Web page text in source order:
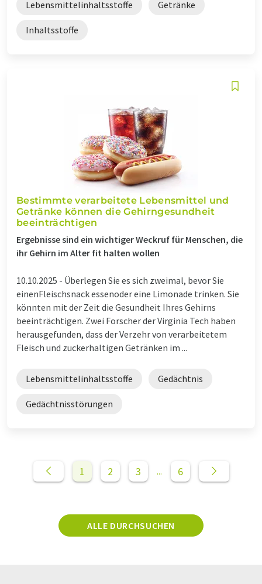
Lebensmittelinhaltsstoffe Getränke
Inhaltsstoffe
Bestimmte verarbeitete Lebensmittel und
Getränke können die Gehirngesundheit
beeinträchtigen
Ergebnisse sind ein wichtiger Weckruf für Menschen, die
ihr Gehirn im Alter fit halten wollen
10.10.2025 - Überlegen Sie es sich zweimal, bevor Sie
einenFleischsnack essenoder eine Limonade trinken. Sie
könnten mit der Zeit die Gesundheit Ihres Gehirns
beeinträchtigen. Zwei Forscher der Virginia Tech haben
herausgefunden, dass der Verzehr von verarbeitetem
Fleisch und zuckerhaltigen Getränken im ...
Lebensmittelinhaltsstoffe Gedächtnis
Gedächtnisstörungen
1 2 3 ... 6
ALLE DURCHSUCHEN